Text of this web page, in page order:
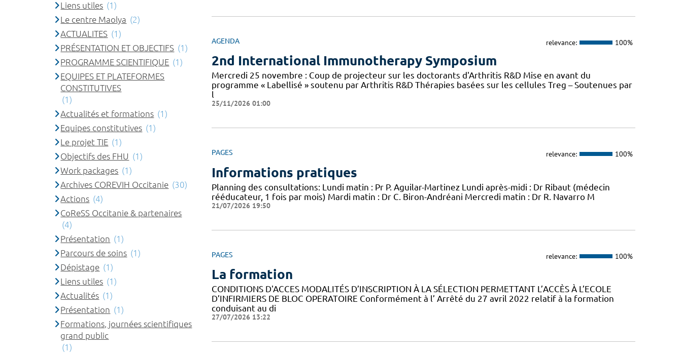
AGENDA relevance: 100%
2nd International Immunotherapy Symposium
Mercredi 25 novembre : Coup de projecteur sur les doctorants d'Arthritis R&D Mise en avant du
programme « Labellisé » soutenu par Arthritis R&D Thérapies basées sur les cellules Treg – Soutenues par
l
25/11/2026 01:00
PAGES relevance: 100%
Informations pratiques
Planning des consultations: Lundi matin : Pr P. Aguilar-Martinez Lundi après-midi : Dr Ribaut (médecin
rééducateur, 1 fois par mois) Mardi matin : Dr C. Biron-Andréani Mercredi matin : Dr R. Navarro M
21/07/2026 19:50
PAGES relevance: 100%
La formation
CONDITIONS D'ACCES MODALITÉS D’INSCRIPTION À LA SÉLECTION PERMETTANT L’ACCÈS À L’ECOLE
D’INFIRMIERS DE BLOC OPERATOIRE Conformément à l’ Arrêté du 27 avril 2022 relatif à la formation
conduisant au di
27/07/2026 13:22
Liens utiles (1)
Le centre Maolya (2)
ACTUALITES (1)
PRÉSENTATION ET OBJECTIFS (1)
PROGRAMME SCIENTIFIQUE (1)
EQUIPES ET PLATEFORMES
CONSTITUTIVES
(1)
Actualités et formations (1)
Equipes constitutives (1)
Le projet TIE (1)
Objectifs des FHU (1)
Work packages (1)
Archives COREVIH Occitanie (30)
Actions (4)
CoReSS Occitanie & partenaires
(4)
Présentation (1)
Parcours de soins (1)
Dépistage (1)
Liens utiles (1)
Actualités (1)
Présentation (1)
Formations, journées scientifiques
grand public
(1)